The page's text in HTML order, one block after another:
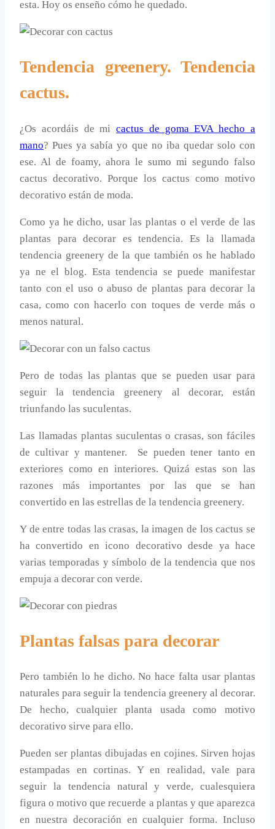
esta. Hoy os enseño cómo he quedado.
Tendencia greenery. Tendencia
cactus.
¿Os acordáis de micactus de goma EVA hecho a
mano? Pues ya sabía yo que no iba quedar solo con
ese. Al de foamy, ahora le sumo mi segundo falso
cactus decorativo. Porque los cactus como motivo
decorativo están de moda.
Como ya he dicho, usar las plantas o el verde de las
plantas para decorar es tendencia. Es la llamada
tendencia greenery de la que también os he hablado
ya ne el blog. Esta tendencia se puede manifestar
tanto con el uso o abuso de plantas para decorar la
casa, como con hacerlo con toques de verde más o
menos natural.
Pero de todas las plantas que se pueden usar para
seguir la tendencia greenery al decorar, están
triunfando las suculentas.
Las llamadas plantas suculentas o crasas, son fáciles
de cultivar y mantener. Se pueden tener tanto en
exteriores como en interiores. Quizá estas son las
razones más importantes por las que se han
convertido en las estrellas de la tendencia greenery.
Y de entre todas las crasas, la imagen de los cactus se
ha convertido en icono decorativo desde ya hace
varias temporadas y símbolo de la tendencia que nos
empuja a decorar con verde.
Plantas falsas para decorar
Pero también lo he dicho. No hace falta usar plantas
naturales para seguir la tendencia greenery al decorar.
De hecho, cualquier planta usada como motivo
decorativo sirve para ello.
Pueden ser plantas dibujadas en cojines. Sirven hojas
estampadas en cortinas. Y en realidad, vale para
seguir la tendencia natural y verde, cualesquiera
figura o motivo que recuerde a plantas y que aparezca
en nuestra decoración en cualquier forma. Incluso